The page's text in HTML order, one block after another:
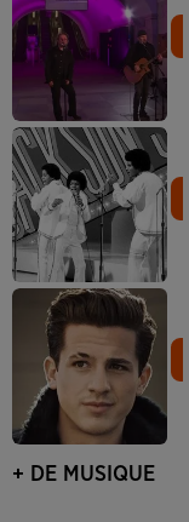
+ DE MUSIQUE